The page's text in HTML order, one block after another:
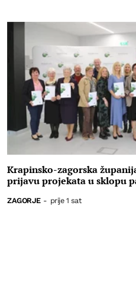
Krapinsko-zagorska
prijavu projekata u sklopu
ZAGORJE - prije 1 sat